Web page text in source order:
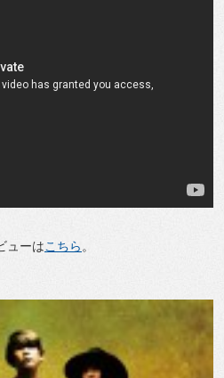
ューはこちら 。